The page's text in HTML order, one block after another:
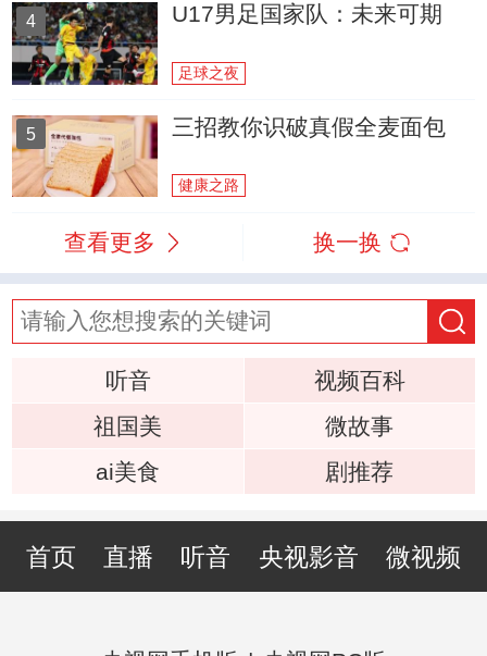
4 U17男足国家队：未来可期
足球之夜
5 三招教你识破真假全麦面包
健康之路
查看更多 换一换
听音
视频百科
祖国美
微故事
ai美食
剧推荐
首页 直播 听音 央视影音 微视频